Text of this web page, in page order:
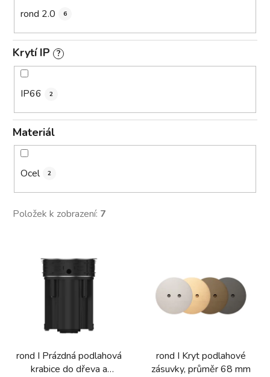
rond 2.0 6
Krytí IP ?
IP66 2
Materiál
Ocel 2
Položek k zobrazení: 7
rond I Prázdná podlahová
krabice do dřeva a
rond I Kryt podlahové
zásuvky, průměr 68 mm